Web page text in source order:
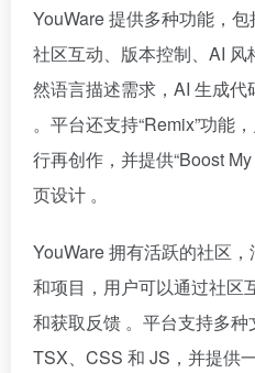
YouWare 提供多种功能，包
社区互动、版本控制、AI
然语言描述需求，AI 生成
。平台还支持“Remix”功能
行再创作，并提供“Boost
页设计 。
YouWare 拥有活跃的社区
和项目，用户可以通过社区
和获取反馈 。平台支持多种
TSX、CSS 和 JS，并提供